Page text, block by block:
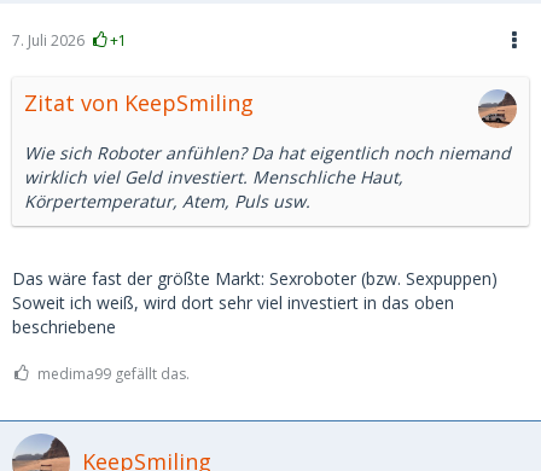
7. Juli 2026 +1
Zitat von KeepSmiling
Wie sich Roboter anfühlen? Da hat eigentlich noch niemand
wirklich viel Geld investiert. Menschliche Haut,
Körpertemperatur, Atem, Puls usw.
Das wäre fast der größte Markt: Sexroboter (bzw. Sexpuppen)
Soweit ich weiß, wird dort sehr viel investiert in das oben
beschriebene
medima99 gefällt das.
KeepSmiling